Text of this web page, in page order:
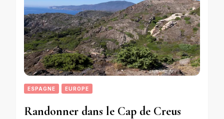
ESPAGNE EUROPE
Randonner dans le Cap de Creus